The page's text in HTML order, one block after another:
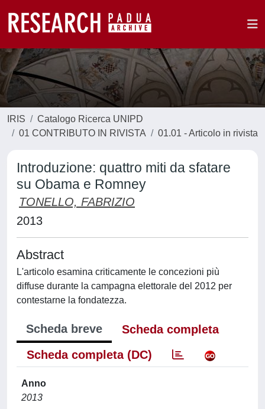
IRIS
Catalogo Ricerca UNIPD
01 CONTRIBUTO IN RIVISTA
01.01 - Articolo in rivista
Introduzione: quattro miti da sfatare
su Obama e Romney
TONELLO, FABRIZIO
2013
Abstract
L'articolo esamina criticamente le concezioni più
diffuse durante la campagna elettorale del 2012 per
contestarne la fondatezza.
Scheda breve
Scheda completa
Scheda completa (DC)
Anno
2013